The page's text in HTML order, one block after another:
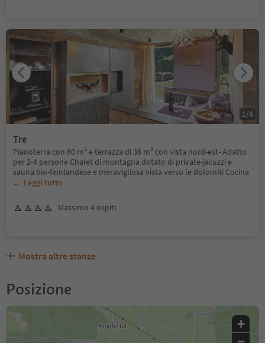
Tre
Pianoterra con 80 m² e terrazza di 36 m² con vista nord-est- Adatto
per 2-4 persone Chalet di montagna dotato di private-jacuzzi e
sauna bio-finnlandese e meravigliosa vista verso le dolomiti Cucina
... Leggi tutto
Massimo 4 ospiti
1/4
Mostra altre stanze
Posizione
+